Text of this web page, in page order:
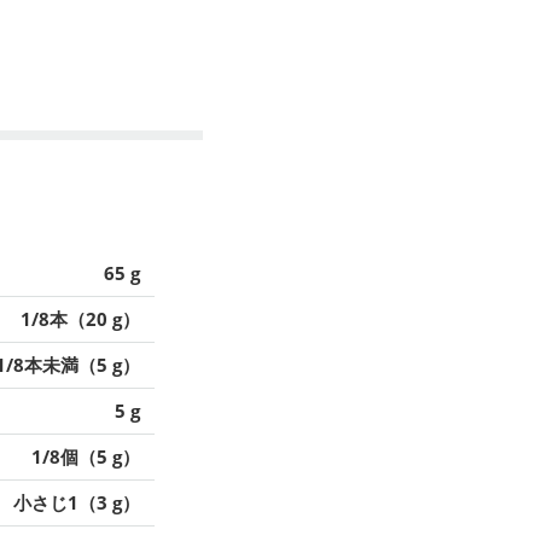
65 g
1/8本（20 g）
8本未満（5 g）
5 g
1/8個（5 g）
小さじ1（3 g）